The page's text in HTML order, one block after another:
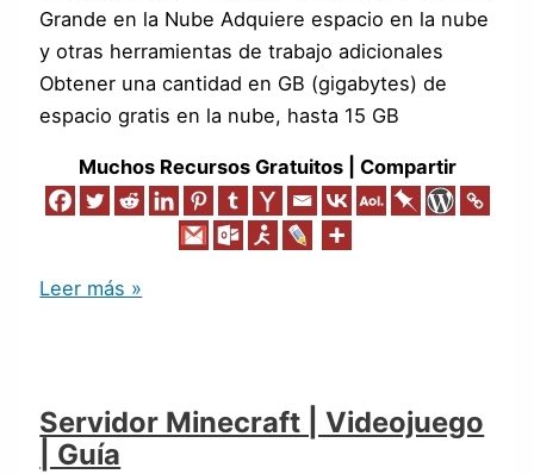
Grande en la Nube Adquiere espacio en la nube
y otras herramientas de trabajo adicionales
Obtener una cantidad en GB (gigabytes) de
espacio gratis en la nube, hasta 15 GB
Muchos Recursos Gratuitos | Compartir
Leer más »
Servidor Minecraft | Videojuego
| Guía